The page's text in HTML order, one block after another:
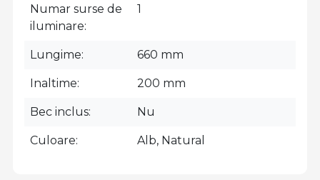
Numar surse de
iluminare
1
Lungime 660 mm
Inaltime 200 mm
Bec inclus Nu
Culoare Alb, Natural